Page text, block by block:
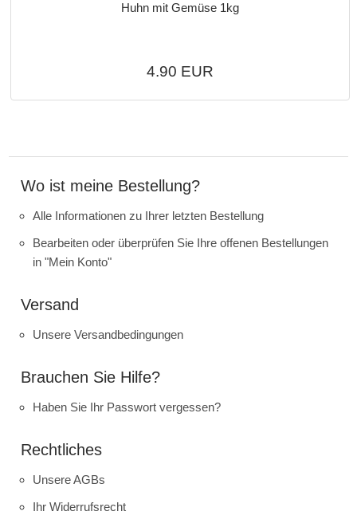
Huhn mit Gemüse 1kg
4.90 EUR
Wo ist meine Bestellung?
Alle Informationen zu Ihrer letzten Bestellung
Bearbeiten oder überprüfen Sie Ihre offenen Bestellungen
in "Mein Konto"
Versand
Unsere Versandbedingungen
Brauchen Sie Hilfe?
Haben Sie Ihr Passwort vergessen?
Rechtliches
Unsere AGBs
Ihr Widerrufsrecht